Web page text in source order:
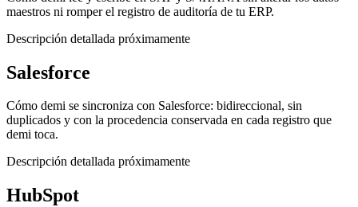
maestros ni romper el registro de auditoría de tu ERP.
Descripción detallada próximamente
Salesforce
Cómo demi se sincroniza con Salesforce: bidireccional, sin
duplicados y con la procedencia conservada en cada registro que
demi toca.
Descripción detallada próximamente
HubSpot